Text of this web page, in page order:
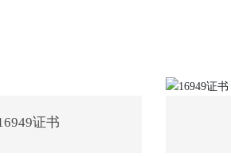
证书